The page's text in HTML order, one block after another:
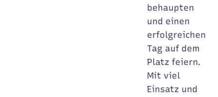
behaupten
und einen
erfolgreichen
Tag auf dem
Platz feiern.
Mit viel
Einsatz und